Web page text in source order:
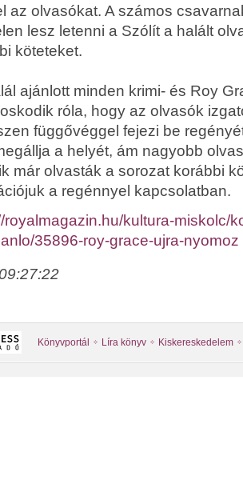
az olvasókat. A számos
lesz letenni a Szólít a halált
köteteket.
ajánlott minden krimi- és Roy
róla, hogy az olvasók
függővéggel fejezi be
a helyét, ám nagyobb
már olvasták a sorozat korábbi
a regénnyel kapcsolatban.
royalmagazin.hu/kultura-miskolc/
35896-roy-grace-ujra-nyomoz
Könyvportál Líra könyv Kiskereskedelem